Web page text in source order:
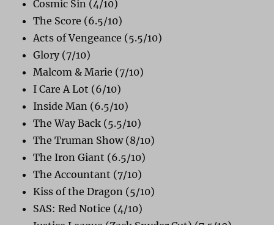
Cosmic Sin (4/10)
The Score (6.5/10)
Acts of Vengeance (5.5/10)
Glory (7/10)
Malcom & Marie (7/10)
I Care A Lot (6/10)
Inside Man (6.5/10)
The Way Back (5.5/10)
The Truman Show (8/10)
The Iron Giant (6.5/10)
The Accountant (7/10)
Kiss of the Dragon (5/10)
SAS: Red Notice (4/10)